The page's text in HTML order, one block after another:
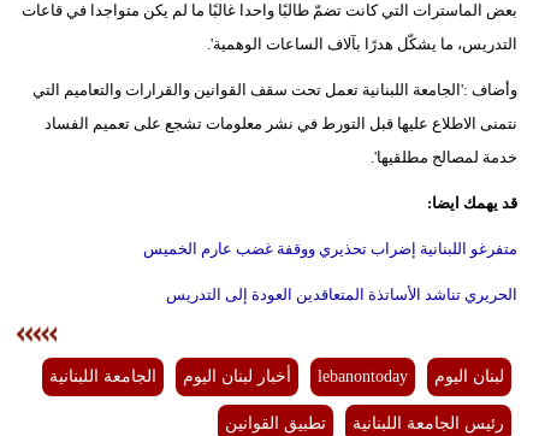
سيارات
بعض الماسترات التي كانت تضمّ طالبًا واحدا غالبًا ما لم يكن متواجدا في قاعات
التدريس، ما يشكّل هدرًا بآلاف الساعات الوهمية'.
وأضاف :'الجامعة اللبنانية تعمل تحت سقف القوانين والقرارات والتعاميم التي
نتمنى الاطلاع عليها قبل التورط في نشر معلومات تشجع على تعميم الفساد
خدمة لمصالح مطلقيها'.
قد يهمك ايضا:
متفرغو اللبنانية إضراب تحذيري ووقفة غضب عارم الخميس
الحريري تناشد الأساتذة المتعاقدين العودة إلى التدريس
لبنان اليوم lebanontoday أخبار لبنان اليوم الجامعة اللبنانية
رئيس الجامعة اللبنانية تطبيق القوانين